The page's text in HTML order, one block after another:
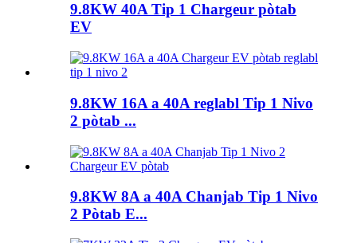
9.8KW 40A Tip 1 Chargeur pòtab
EV
9.8KW 16A a 40A reglabl Tip 1 Nivo
2 pòtab ...
9.8KW 8A a 40A Chanjab Tip 1 Nivo
2 Pòtab E...